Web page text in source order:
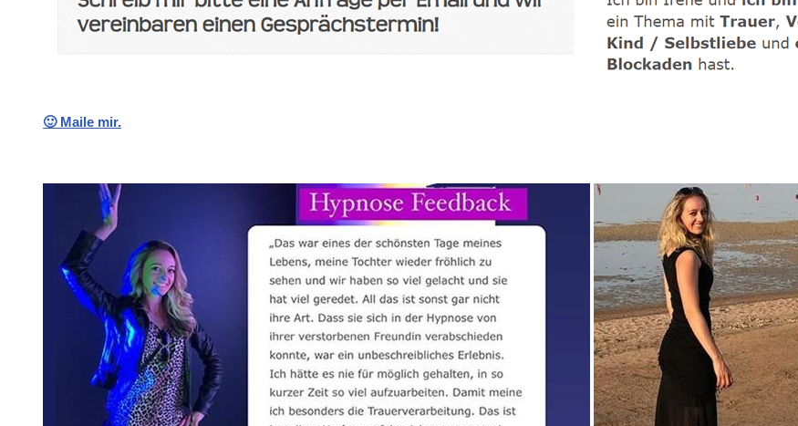
🙂 Maile mir.